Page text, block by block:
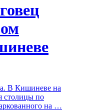
В Кишиневе на
столицы по
на …